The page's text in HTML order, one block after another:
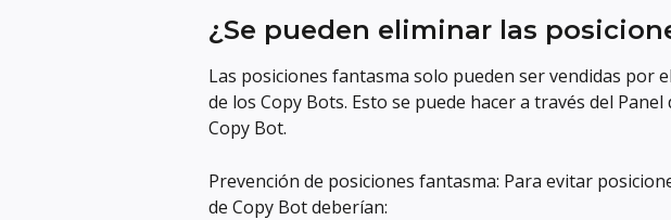
¿Se pueden eliminar las
Las posiciones fantasma solo pueden ser vendidas por
de los Copy Bots. Esto se puede hacer a través del
Copy Bot.
Prevención de posiciones fantasma: Para evitar
de Copy Bot deberían: